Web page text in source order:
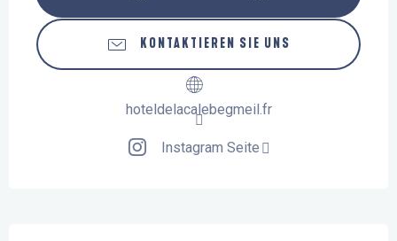
KONTAKTIEREN SIE UNS
hoteldelacalebegmeil.fr
Instagram Seite